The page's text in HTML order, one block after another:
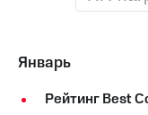
Контакты
о
Январь
Рейтинг Best